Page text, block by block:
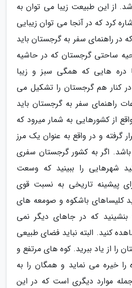
از این طبیعت زیبا می توان به
کرد که در آنجا می توان زیبایی
در راهنمای سفر به گرجستان باید
ساحتی گرجستان که در حاشیه
دره هایی که همگی سبز و زیبا
کنار هم گرجستان را تشکیل می
راهنمای سفر به گرجستان باید
از کشورهایی به شمار میرود که
گرفته و در واقع به عنوان یک مرز
باشد. اگر به کشور گرجستان سفری
شهرهایی را ببینید که وسعت
پیشینه تاریخی به نسبت قوی
کلیساهای باشکوه و صومعه های
بنشینید که در جاهای دیگر نمی
کنید. البته نباید فضای طبیعی
را از یاد ببرید. کوه های مرتفع و
را خیره می نماید و همگان را به
موارد دیگری است که در این